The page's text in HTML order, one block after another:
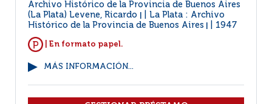
Archivo Histórico de la Provincia de Buenos Aires
(La Plata) Levene, Ricardo
La Plata : Archivo
Histórico de la Provincia de Buenos Aires
1947
| En formato papel.
MÁS INFORMACIÓN...